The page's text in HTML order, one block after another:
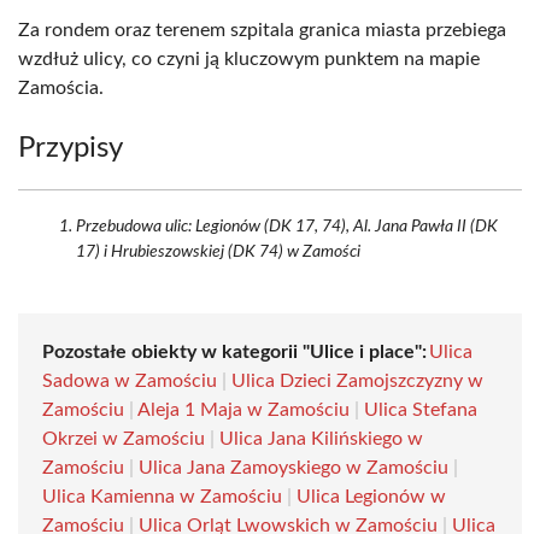
Za rondem oraz terenem szpitala granica miasta przebiega
wzdłuż ulicy, co czyni ją kluczowym punktem na mapie
Zamościa.
Przypisy
Przebudowa ulic: Legionów (DK 17, 74), Al. Jana Pawła II (DK
17) i Hrubieszowskiej (DK 74) w Zamości
Pozostałe obiekty w kategorii "Ulice i place":Ulica
Sadowa w Zamościu
Ulica Dzieci Zamojszczyzny w
Zamościu
Aleja 1 Maja w Zamościu
Ulica Stefana
Okrzei w Zamościu
Ulica Jana Kilińskiego w
Zamościu
Ulica Jana Zamoyskiego w Zamościu
Ulica Kamienna w Zamościu
Ulica Legionów w
Zamościu
Ulica Orląt Lwowskich w Zamościu Ulica